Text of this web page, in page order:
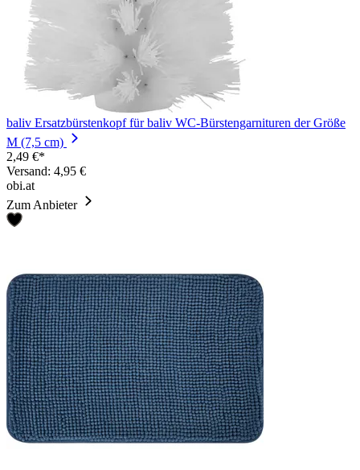
baliv Ersatzbürstenkopf für baliv WC-Bürstengarnituren der Größe
M (7,5 cm)
2,49 €*
Versand: 4,95 €
obi.at
Zum Anbieter